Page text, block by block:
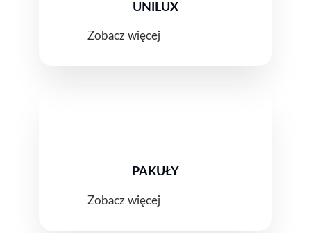
UNILUX
Zobacz więcej
PAKUŁY
Zobacz więcej